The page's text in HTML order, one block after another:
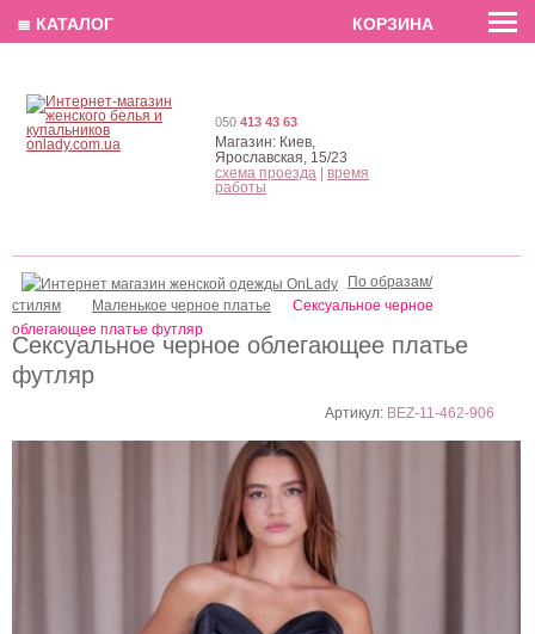
EN РУС
Cексуальное черное облегающее платье
футляр
Артикул: BEZ-11-462-906
По образам/
стилям
Маленькое черное платье
Cексуальное черное
облегающее платье футляр
050 413 43 63
Магазин: Киев,
Ярославская, 15/23
схема проезда
время
работы
≣ КАТАЛОГ КОРЗИНА